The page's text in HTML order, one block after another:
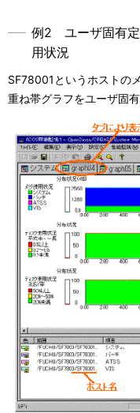
例2 ユーザ固有定
用状況
SF78001というホストの
重ね帯グラフをユーザ固